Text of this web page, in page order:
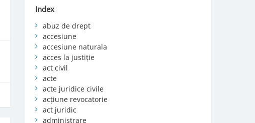
Index
abuz de drept
accesiune
accesiune naturala
acces la justiție
act civil
acte
acte juridice civile
acțiune revocatorie
act juridic
administrare